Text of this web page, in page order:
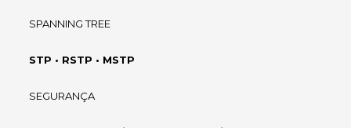
SPANNING TREE
STP • RSTP • MSTP
SEGURANÇA